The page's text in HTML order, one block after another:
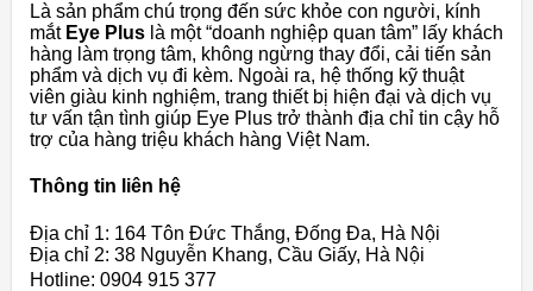
Là sản phẩm chú trọng đến sức khỏe con người, kính
mắt Eye Plus là một “doanh nghiệp quan tâm” lấy khách
hàng làm trọng tâm, không ngừng thay đổi, cải tiến sản
phẩm và dịch vụ đi kèm. Ngoài ra, hệ thống kỹ thuật
viên giàu kinh nghiệm, trang thiết bị hiện đại và dịch vụ
tư vấn tận tình giúp Eye Plus trở thành địa chỉ tin cậy hỗ
trợ của hàng triệu khách hàng Việt Nam.
Thông tin liên hệ
Địa chỉ 1: 164 Tôn Đức Thắng, Đống Đa, Hà Nội
Địa chỉ 2: 38 Nguyễn Khang, Cầu Giấy, Hà Nội
Hotline: 0904 915 377